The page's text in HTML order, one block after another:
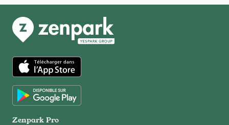
App Store
Zenpark Pro